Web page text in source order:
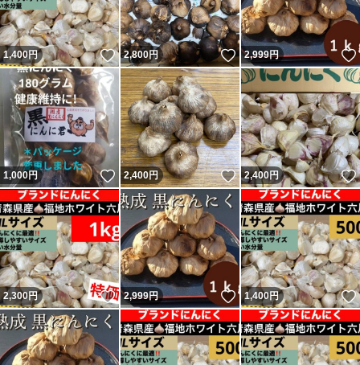
1,400円 いいね！
2,800円 いいね！
2,999円
1,000円 いいね！
2,400円 いいね！
2,400円
2,300円 いいね！
2,999円 いいね！
1,400円